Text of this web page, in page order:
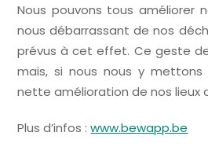
Nous pouvons tous améliorer
nous débarrassant de nos
prévus à cet effet. Ce geste
mais, si nous nous y
nette amélioration de nos lieux
Plus d’infos :www.bewapp.be